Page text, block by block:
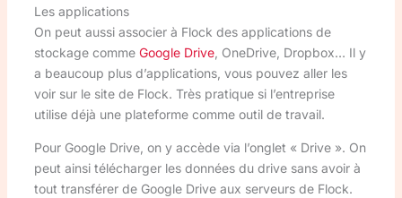
Les applications
On peut aussi associer à Flock des applications de
stockage comme Google Drive, OneDrive, Dropbox… Il y
a beaucoup plus d’applications, vous pouvez aller les
voir sur le site de Flock. Très pratique si l’entreprise
utilise déjà une plateforme comme outil de travail.
Pour Google Drive, on y accède via l’onglet « Drive ». On
peut ainsi télécharger les données du drive sans avoir à
tout transférer de Google Drive aux serveurs de Flock.